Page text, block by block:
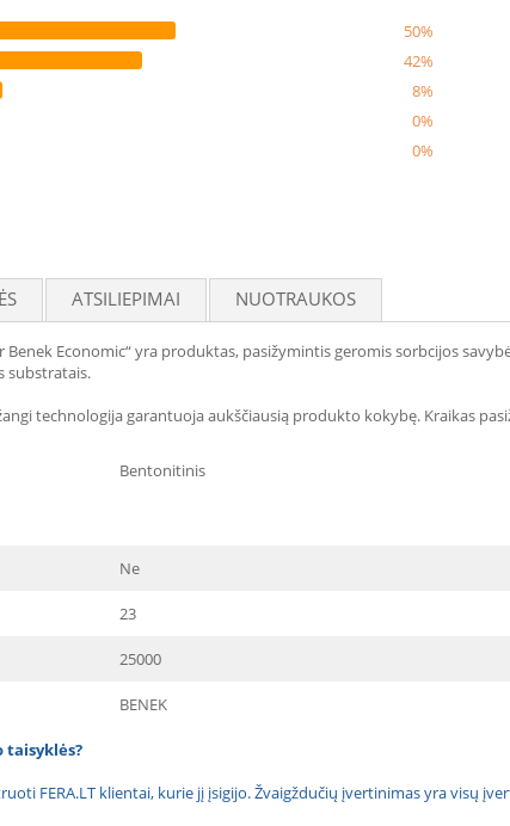
50%
42%
8%
0%
0%
ATSILIEPIMAI NUOTRAUKOS
Benek Economic“ yra produktas, pasižymintis geromis sorbcijos
substratais.
technologija garantuoja aukščiausią produkto kokybę. Kraikas
Bentonitinis
Ne
23
25000
BENEK
taisyklės?
FERA.LT klientai, kurie jį įsigijo. Žvaigždučių įvertinimas yra visų